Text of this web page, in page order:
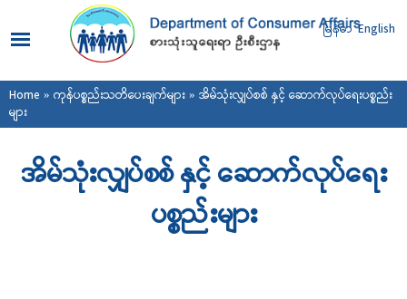
main
content
မြန်မာ English
You are here
Home » ကုန်ပစ္စည်းသတိပေးချက်များ» အိမ်သုံးလျှပ်စစ် နှင့် ဆောက်လုပ်ရေးပစ္စည်း
များ
အိမ်သုံးလျှပ်စစ် နှင့် ဆောက်လုပ်ရေး
ပစ္စည်းများ